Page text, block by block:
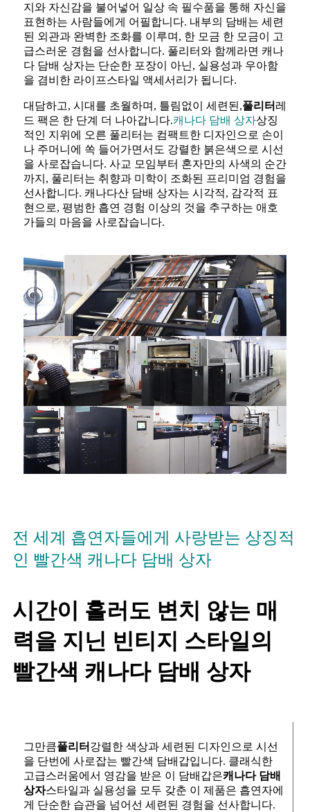
지와 자신감을 불어넣어 일상 속 필수품을 통해 자신을
표현하는 사람들에게 어필합니다. 내부의 담배는 세련
된 외관과 완벽한 조화를 이루며, 한 모금 한 모금이 고
급스러운 경험을 선사합니다. 풀리터와 함께라면 캐나
다 담배 상자는 단순한 포장이 아닌, 실용성과 우아함
을 겸비한 라이프스타일 액세서리가 됩니다.
대담하고, 시대를 초월하며, 틀림없이 세련된,풀리터 레
드 팩은 한 단계 더 나아갑니다.캐나다 담배 상자상징
적인 지위에 오른 풀리터는 컴팩트한 디자인으로 손이
나 주머니에 쏙 들어가면서도 강렬한 붉은색으로 시선
을 사로잡습니다. 사교 모임부터 혼자만의 사색의 순간
까지, 풀리터는 취향과 미학이 조화된 프리미엄 경험을
선사합니다. 캐나다산 담배 상자는 시각적, 감각적 표
현으로, 평범한 흡연 경험 이상의 것을 추구하는 애호
가들의 마음을 사로잡습니다.
전 세계 흡연자들에게 사랑받는 상징적
인 빨간색 캐나다 담배 상자
시간이 흘러도 변치 않는 매
력을 지닌 빈티지 스타일의
빨간색 캐나다 담배 상자
그만큼풀리터 강렬한 색상과 세련된 디자인으로 시선
을 단번에 사로잡는 빨간색 담배갑입니다. 클래식한
고급스러움에서 영감을 받은 이 담배갑은캐나다 담배
상자스타일과 실용성을 모두 갖춘 이 제품은 흡연자에
게 단순한 습관을 넘어선 세련된 경험을 선사합니다.